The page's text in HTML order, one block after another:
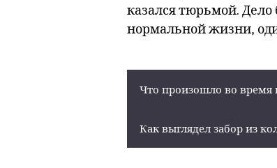
казался тюрьмой.
нормальной жизни,
Что произошло во время
Как выглядел забор из